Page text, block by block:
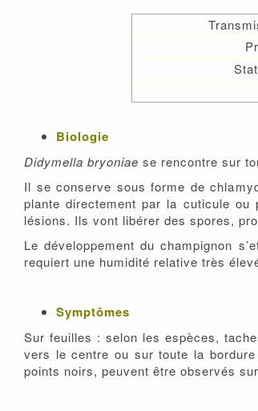
Biologie
Didymella bryoniae se rencontre sur
Il se conserve sous forme de
plante directement par la cuticule
lésions. Ils vont libérer des spores,
Le développement du champignon
requiert une humidité relative très
Symptômes
Sur feuilles : selon les espèces,
vers le centre ou sur toute la
points noirs, peuvent être observés